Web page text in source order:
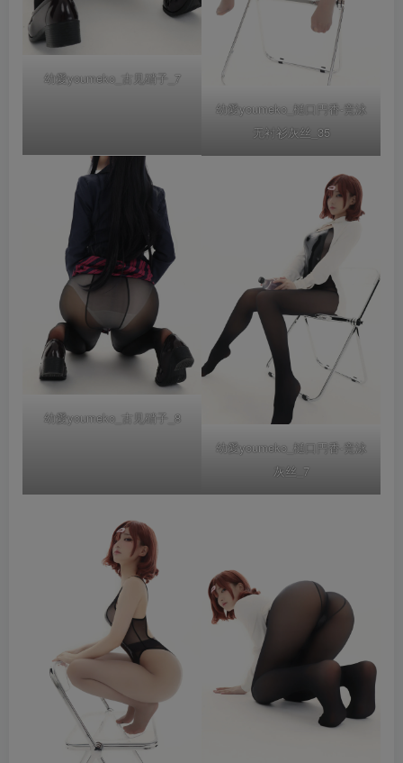
幼愛youmeko_古见硝子_7
幼愛youmeko_樋口円香-竞泳
无衬衫灰丝_35
幼愛youmeko_古见硝子_8
幼愛youmeko_樋口円香-竞泳
灰丝_7